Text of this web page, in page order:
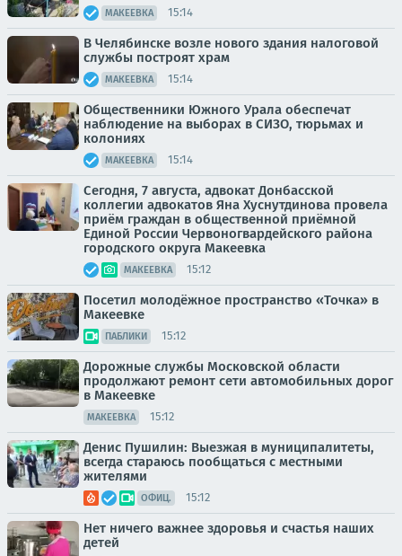
МАКЕЕВКА 15:14
В Челябинске возле нового здания налоговой
службы построят храм
МАКЕЕВКА 15:14
Общественники Южного Урала обеспечат
наблюдение на выборах в СИЗО, тюрьмах и
колониях
МАКЕЕВКА 15:14
Сегодня, 7 августа, адвокат Донбасской
коллегии адвокатов Яна Хуснутдинова провела
приём граждан в общественной приёмной
Единой России Червоногвардейского района
городского округа Макеевка
МАКЕЕВКА 15:12
Посетил молодёжное пространство «Точка» в
Макеевке
ПАБЛИКИ 15:12
Дорожные службы Московской области
продолжают ремонт сети автомобильных дорог
в Макеевке
МАКЕЕВКА 15:12
Денис Пушилин: Выезжая в муниципалитеты,
всегда стараюсь пообщаться с местными
жителями
ОФИЦ. 15:12
Нет ничего важнее здоровья и счастья наших
детей